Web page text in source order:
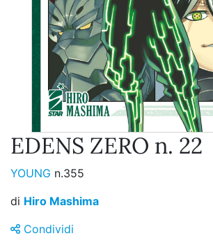
EDENS ZERO n. 22
YOUNG n.355
di Hiro Mashima
Condividi